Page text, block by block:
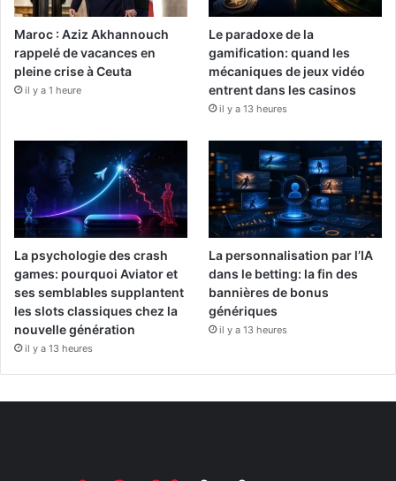
Maroc : Aziz Akhannouch
rappelé de vacances en
pleine crise à Ceuta
il y a 1 heure
Le paradoxe de la
gamification: quand les
mécaniques de jeux vidéo
entrent dans les casinos
il y a 13 heures
La psychologie des crash
games: pourquoi Aviator et
ses semblables supplantent
les slots classiques chez la
nouvelle génération
il y a 13 heures
La personnalisation par l’IA
dans le betting: la fin des
bannières de bonus
génériques
il y a 13 heures